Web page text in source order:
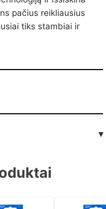
pačius reikliausius
tiks stambiai ir
▾